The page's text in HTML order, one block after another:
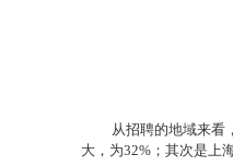
从招聘的地域来看
大，为32%；其次是上